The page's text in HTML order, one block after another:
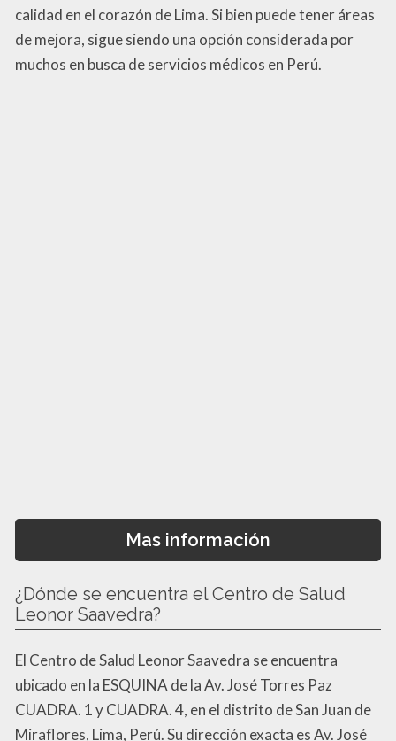
calidad en el corazón de Lima. Si bien puede tener áreas
de mejora, sigue siendo una opción considerada por
muchos en busca de servicios médicos en Perú.
Mas información
¿Dónde se encuentra el Centro de Salud
Leonor Saavedra?
El Centro de Salud Leonor Saavedra se encuentra
ubicado en la ESQUINA de la Av. José Torres Paz
CUADRA. 1 y CUADRA. 4, en el distrito de San Juan de
Miraflores, Lima, Perú. Su dirección exacta es Av. José